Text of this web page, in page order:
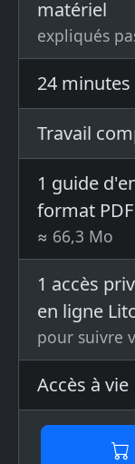
matériel
expliqués
24
Travail
1 guide
format
≈ 66,3 Mo
1 accès
en ligne
pour suivre
Accès à vie